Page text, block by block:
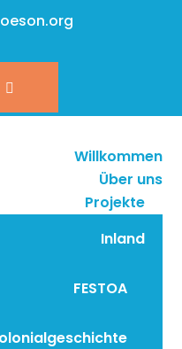
Willkommen
Über uns
Projekte
Inland
FESTOA